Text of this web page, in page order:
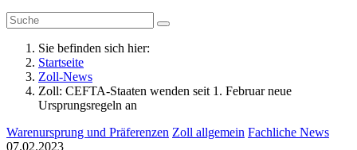
Sie befinden sich hier:
Startseite
Zoll-News
Zoll: CEFTA-Staaten wenden seit 1. Februar neue
Ursprungsregeln an
Warenursprung und Präferenzen Zoll allgemein Fachliche News
07.02.2023